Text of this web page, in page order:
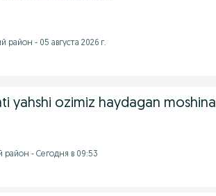
район - 05 августа 2026 г.
yahshi ozimiz haydagan moshina
район - Сегодня в 09:53